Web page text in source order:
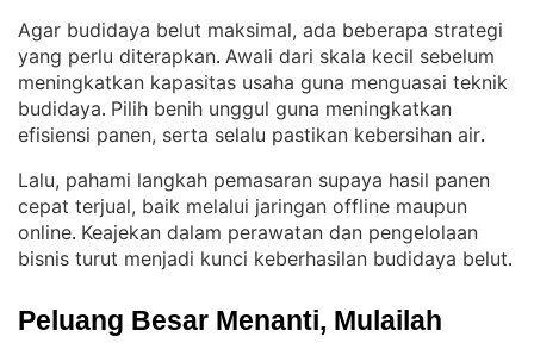
Agar budidaya belut maksimal, ada beberapa strategi
yang perlu diterapkan. Awali dari skala kecil sebelum
meningkatkan kapasitas usaha guna menguasai teknik
budidaya. Pilih benih unggul guna meningkatkan
efisiensi panen, serta selalu pastikan kebersihan air.
Lalu, pahami langkah pemasaran supaya hasil panen
cepat terjual, baik melalui jaringan offline maupun
online. Keajekan dalam perawatan dan pengelolaan
bisnis turut menjadi kunci keberhasilan budidaya belut.
Peluang Besar Menanti, Mulailah